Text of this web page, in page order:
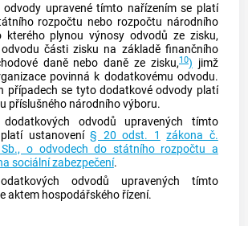
odvody upravené tímto nařízením se platí
rozpočtu nebo rozpočtu národního
kterého plynou výnosy odvodů ze zisku,
části zisku na základě finančního
daně nebo daně ze zisku,10) jimž
povinná k dodatkovému odvodu.
případech se tyto dodatkové odvody platí
příslušného národního výboru.
odvodů upravených tímto
platí ustanovení§ 20 odst. 1
zákona č.
o odvodech do státního rozpočtu a
sociální zabezpečení.
odvodů upravených tímto
aktem hospodářského řízení.